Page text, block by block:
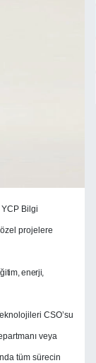
Bilgi
projelere
enerji,
CSO’su
veya
tüm sürecin